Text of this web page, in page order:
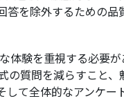
を除外するための品
体験を重視する必要
の質問を減らすこと
て全体的なアンケ